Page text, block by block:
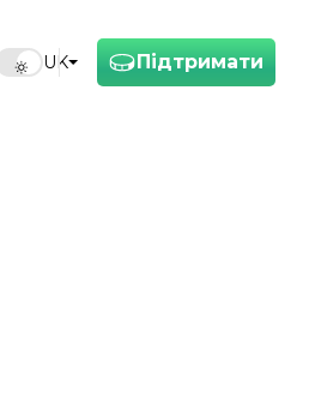
Підтримати
UK